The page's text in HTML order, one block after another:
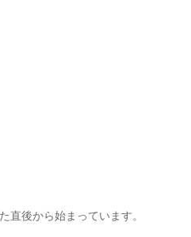
直後から始まっています。